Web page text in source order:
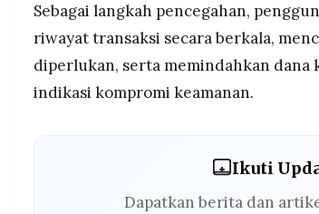
Sebagai langkah pencegahan,
riwayat transaksi secara berkala,
diperlukan, serta memindahkan
indikasi kompromi keamanan.
Ikuti
Dapatkan berita dan